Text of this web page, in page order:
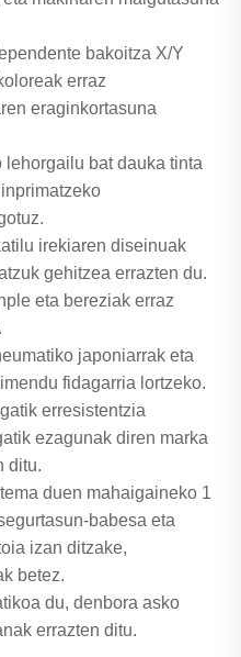
bakoitza X/Y
erraz
eraginkortasuna
bat dauka tinta
irekiaren diseinuak
gehitzea errazten du.
eta bereziak erraz
japoniarrak eta
fidagarria lortzeko.
erresistentzia
ezagunak diren marka
ditu.
duen mahaigaineko 1
babesa eta
izan ditzake,
betez.
du, denbora asko
errazten ditu.